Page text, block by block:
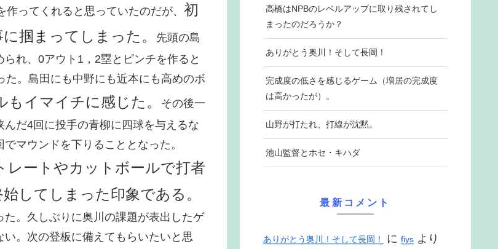
ってくれると思っていたのだが、 初
掴まってしまった。
先頭の島
れ、0アウト1，2塁とピンチを作ると
。島田にも中野にも近本にも高めのボ
イマイチに感じた。
その後一
だ4回に投手の青柳に四球を与えるな
マウンドを下りることとなった。
レートやカットボールで打者
してしまった印象である。
。久しぶりに奥川の課題が表出したゲ
。次の登板に備えてもらいたいと思
高橋はNPBのレベルアップに取り残されてし
まったのだろうか？
ありがとう奥川！そして長岡！
完成度の低さを感じるゲーム（増居の完成度
は高かったが）。
山野が打たれ、打線が沈黙。
池山監督とホセ・キハダ
最新コメント
ありがとう奥川！そして長岡！ に fiys より